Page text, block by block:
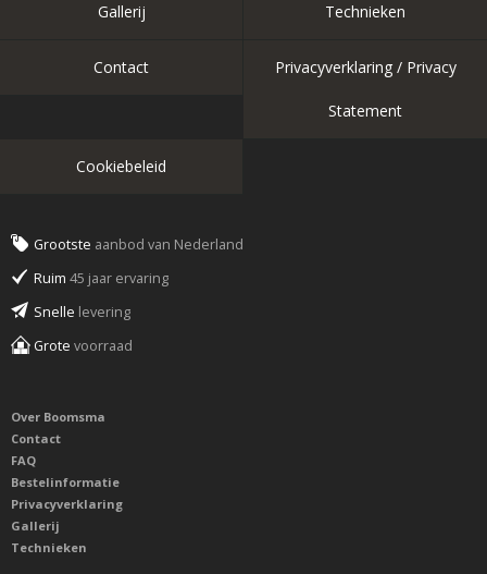
Gallerij Technieken
Contact Privacyverklaring / Privacy
Statement
Cookiebeleid
Grootste aanbod van Nederland
Ruim 45 jaar ervaring
Snelle levering
Grote voorraad
Over Boomsma
Contact
FAQ
Bestelinformatie
Privacyverklaring
Gallerij
Technieken